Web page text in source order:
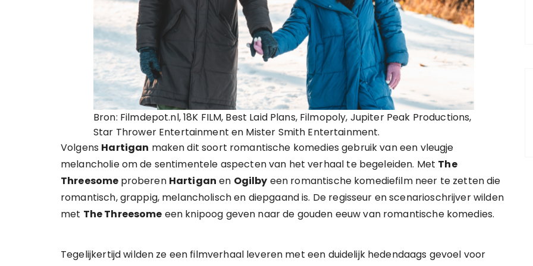
Bron: Filmdepot.nl, 18K FILM, Best Laid Plans, Filmopoly, Jupiter Peak Productions,
Star Thrower Entertainment en Mister Smith Entertainment.
Volgens Hartigan maken dit soort romantische komedies gebruik van een vleugje
melancholie om de sentimentele aspecten van het verhaal te begeleiden. Met The
Threesome proberen Hartigan en Ogilby een romantische komediefilm neer te zetten die
romantisch, grappig, melancholisch en diepgaand is. De regisseur en scenarioschrijver wilden
met The Threesome een knipoog geven naar de gouden eeuw van romantische komedies.
Tegelijkertijd wilden ze een filmverhaal leveren met een duidelijk hedendaags gevoel voor